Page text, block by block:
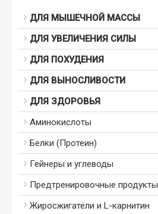
ДЛЯ МЫШЕЧНОЙ МАССЫ
ДЛЯ УВЕЛИЧЕНИЯ СИЛЫ
ДЛЯ ПОХУДЕНИЯ
ДЛЯ ВЫНОСЛИВОСТИ
ДЛЯ ЗДОРОВЬЯ
Аминокислоты
Белки (Протеин)
Гейнеры и углеводы
Предтренировочные продукты
Жиросжигатели и L-карнитин